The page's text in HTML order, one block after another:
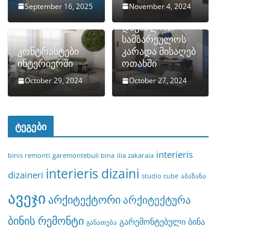
September 16, 2025 November 4, 2024
კონტრასტები
ინტერიერში
October 29, 2024
როგორ
დავმალოთ
სამზარეულოს
კარადა მისაღებ
ოთახში
October 27, 2024
ტეგები
binis remonti garemontebuli bina ilia zakaraia interieris
dizaineri interieris dizaini studio cube აბაზანა
ავეჯი არქიტექტორიარქიტექტურა
ბინის რემონტი განათება გარემონტებული ბინა